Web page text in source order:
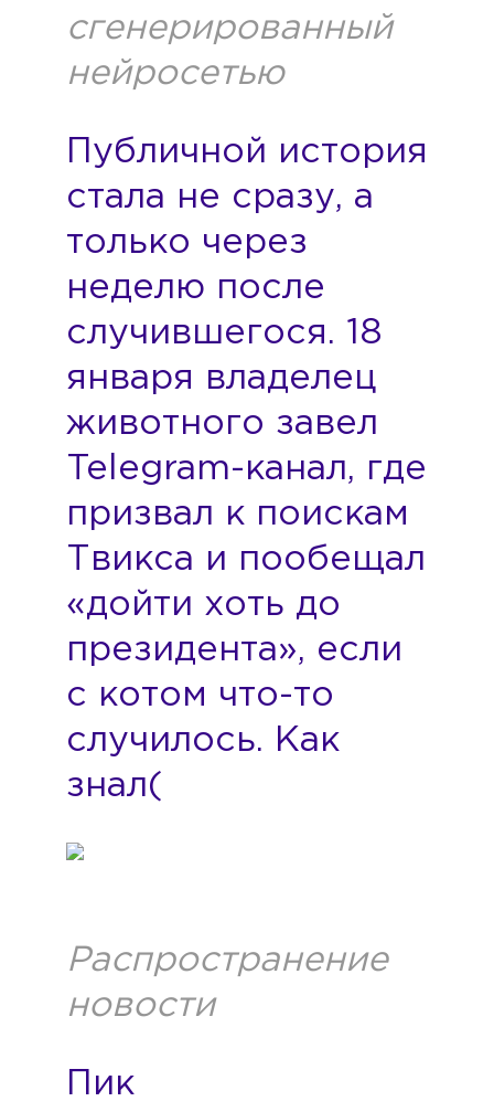
сгенерированный
нейросетью
Публичной история
стала не сразу, а
только через
неделю после
случившегося. 18
января владелец
животного завел
Telegram-канал, где
призвал к поискам
Твикса и пообещал
«дойти хоть до
президента», если
с котом что-то
случилось. Как
знал(
Распространение
новости
Пик